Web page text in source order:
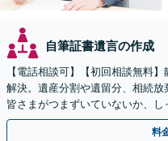
自筆証書遺言の作成
【電話相談可】【初回相談無料
解決。遺産分割や遺留分、相続放
皆さまがつまずいていないか、
ながらお話を進めます【休日・夜
料